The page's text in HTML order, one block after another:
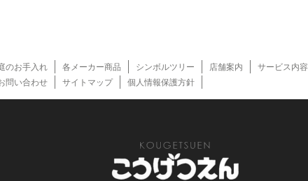
のお手入れ 各メーカー商品 シンボルツリー 店舗案内 サービス内容
問い合わせ サイトマップ 個人情報保護方針